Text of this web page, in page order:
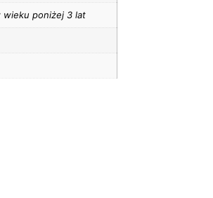
wieku poniżej 3 lat